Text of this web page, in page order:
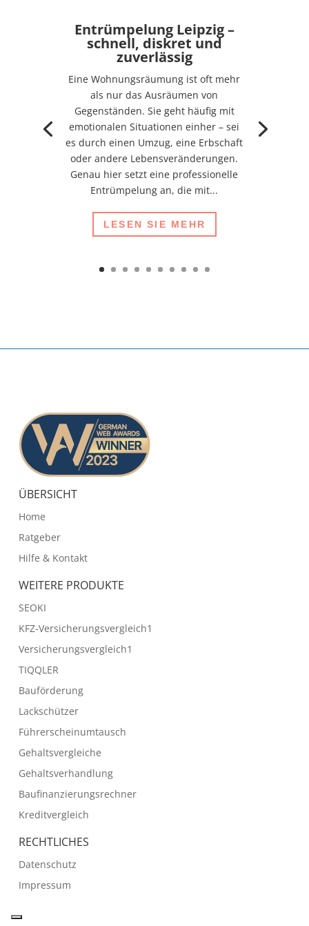
Entrümpelung Leipzig –
schnell, diskret und
zuverlässig
Eine Wohnungsräumung ist oft mehr
als nur das Ausräumen von
Gegenständen. Sie geht häufig mit
emotionalen Situationen einher – sei
es durch einen Umzug, eine Erbschaft
oder andere Lebensveränderungen.
Genau hier setzt eine professionelle
Entrümpelung an, die mit...
LESEN SIE MEHR
ÜBERSICHT
Home
Ratgeber
Hilfe & Kontakt
WEITERE PRODUKTE
SEOKI
KFZ-Versicherungsvergleich1
Versicherungsvergleich1
TIQQLER
Bauförderung
Lackschützer
Führerscheinumtausch
Gehaltsvergleiche
Gehaltsverhandlung
Baufinanzierungsrechner
Kreditvergleich
RECHTLICHES
Datenschutz
Impressum